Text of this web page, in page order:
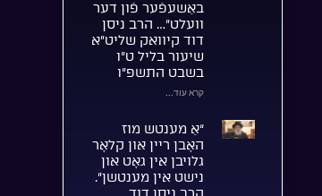
באַשעפֿער פֿון דער
וועלט”… הרב ניסן
דוד קיוואק שליט”א
שיעור בליל ט”ו
בשבט התשפ”ו
קרא עוד...
“אַ מענטש מוז
האָבן ריין און קלאָר
גלויבן אין גאָט און
נישט אין מענטשן”.